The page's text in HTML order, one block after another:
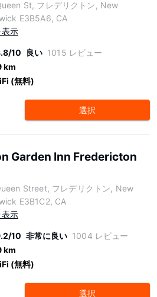
St, フレデリクトン, New
E3B5A6, CA
示
10 良い 1015 レビュー
km
(無料)
選択
Garden Inn Fredericton
Street, フレデリクトン, New
E3B1C2, CA
示
10 非常に良い 1004 レビュー
km
(無料)
選択